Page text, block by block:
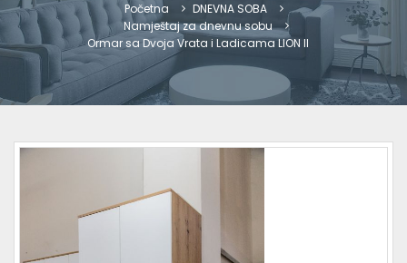
Početna
DNEVNA SOBA
Namještaj za dnevnu sobu
Ormar sa Dvoja Vrata i Ladicama LION II